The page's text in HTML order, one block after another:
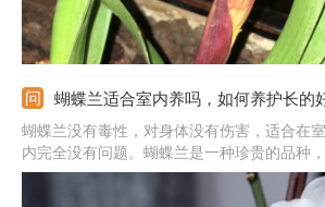
蝴蝶兰适合室内养吗，如何养护长的
蝴蝶兰没有毒性，对身体没有伤害，适合在
内完全没有问题。蝴蝶兰是一种珍贵的品种
颜色艳丽，形态酷似飞舞的蝴蝶，能装点家
天在有阳光的情况下，可以吸收阳光合成养